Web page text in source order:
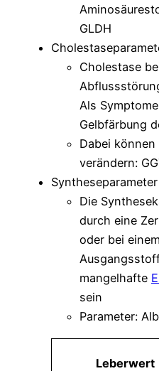
GLDH
Cholestase
Als
Gelbfärbung
Dabei
verändern:
Syntheseparameter
Die
durch eine
oder bei
mangelhafte
sein
Parameter:
Leberwert